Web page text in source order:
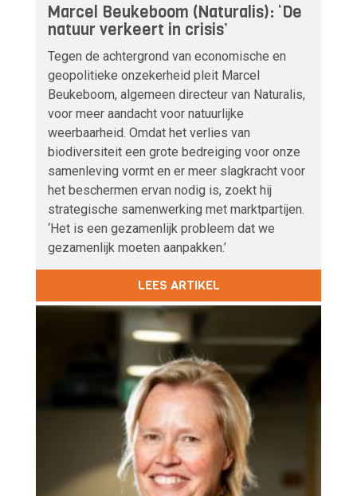
Marcel Beukeboom (Naturalis): ‘De
natuur verkeert in crisis’
Tegen de achtergrond van economische en
geopolitieke onzekerheid pleit Marcel
Beukeboom, algemeen directeur van Naturalis,
voor meer aandacht voor natuurlijke
weerbaarheid. Omdat het verlies van
biodiversiteit een grote bedreiging voor onze
samenleving vormt en er meer slagkracht voor
het beschermen ervan nodig is, zoekt hij
strategische samenwerking met marktpartijen.
‘Het is een gezamenlijk probleem dat we
gezamenlijk moeten aanpakken.’
LEES ARTIKEL